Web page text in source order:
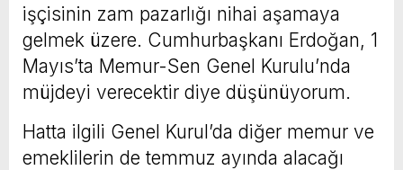
işçisinin zam pazarlığı nihai aşamaya
gelmek üzere. Cumhurbaşkanı Erdoğan, 1
Mayıs’ta Memur-Sen Genel Kurulu’nda
müjdeyi verecektir diye düşünüyorum.
Hatta ilgili Genel Kurul’da diğer memur ve
emeklilerin de temmuz ayında alacağı